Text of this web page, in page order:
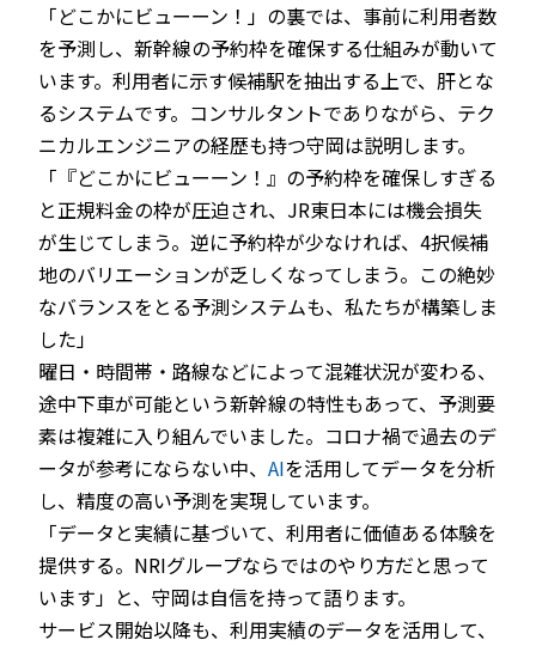
「どこかにビューーン！」の裏では、事前に利用者数
を予測し、新幹線の予約枠を確保する仕組みが動いて
います。利用者に示す候補駅を抽出する上で、肝とな
るシステムです。コンサルタントでありながら、テク
ニカルエンジニアの経歴も持つ守岡は説明します。
「『どこかにビューーン！』の予約枠を確保しすぎる
と正規料金の枠が圧迫され、JR東日本には機会損失
が生じてしまう。逆に予約枠が少なければ、4択候補
地のバリエーションが乏しくなってしまう。この絶妙
なバランスをとる予測システムも、私たちが構築しま
した」
曜日・時間帯・路線などによって混雑状況が変わる、
途中下車が可能という新幹線の特性もあって、予測要
素は複雑に入り組んでいました。コロナ禍で過去のデ
ータが参考にならない中、 AIを活用してデータを分析
し、精度の高い予測を実現しています。
「データと実績に基づいて、利用者に価値ある体験を
提供する。NRIグループならではのやり方だと思って
います」と、守岡は自信を持って語ります。
サービス開始以降も、利用実績のデータを活用して、